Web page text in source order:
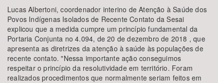
Lucas Albertoni, coordenador interino de Atenção à Saúde dos
Povos Indígenas Isolados de Recente Contato da Sesai
explicou que a medida cumpre um princípio fundamental da
Portaria Conjunta no 4.094, de 20 de dezembro de 2018 , que
apresenta as diretrizes da atenção à saúde às populações de
recente contato. "Nessa importante ação conseguimos
respeitar o princípio da resolutividade em território. Foram
realizados procedimentos que normalmente seriam feitos em